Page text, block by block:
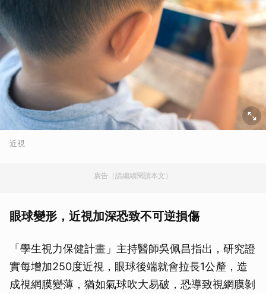
近視
廣告（請繼續閱讀本文）
眼球變形，近視加深恐致不可逆損傷
「學生視力保健計畫」主持醫師吳佩昌指出，研究證
實每增加250度近視，眼球後端就會拉長1公釐，造
成視網膜變薄，猶如氣球吹大易破，恐導致視網膜剝